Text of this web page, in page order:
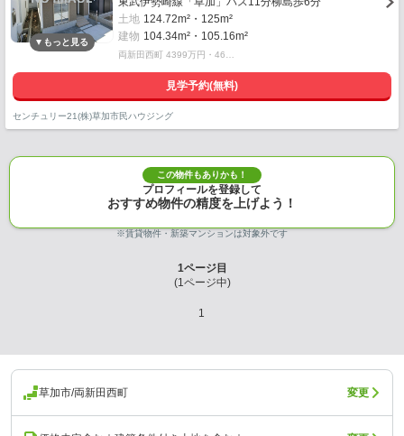
土地 124.72m²・125m²
建物 104.34m²・105.16m²
両新田西町 4399万円・46…
見学予約(無料)
センチュリー21(株)草加市民ハウジング
この物件もありかも！
プロフィールを登録して
おすすめ物件の精度を上げよう！
※賃貸物件・新築マンションは対象外です
1ページ目
(1ページ中)
1
草加市/両新田西町 変更